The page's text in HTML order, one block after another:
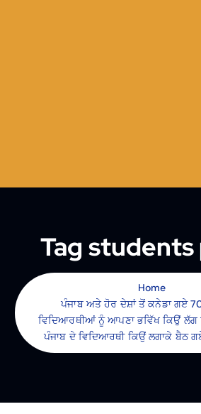
Tag
Home
ਪੰਜਾਬ ਅਤੇ ਹੋਰ ਦੇਸ਼ਾਂ ਤੋਂ ਕਨੇਡਾ ਗਏ
ਵਿਦਿਆਰਥੀਆਂ ਨੂੰ ਆਪਣਾ ਭਵਿੱਖ ਕਿਉਂ ਲੱਗ
ਪੰਜਾਬ ਦੇ ਵਿਦਿਆਰਥੀ ਕਿਉਂ ਲਗਾਕੇ ਬੈਠ